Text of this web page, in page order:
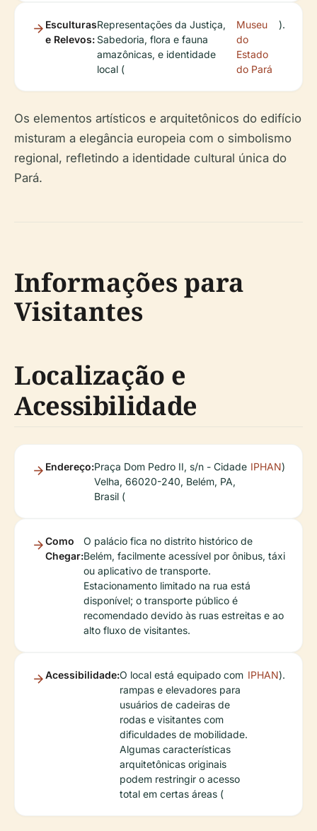
Esculturas
e Relevos:
Representações da Justiça,
Sabedoria, flora e fauna
amazônicas, e identidade
local (
Museu
do
Estado
do Pará
).
Os elementos artísticos e arquitetônicos do edifício
misturam a elegância europeia com o simbolismo
regional, refletindo a identidade cultural única do
Pará.
Informações para
Visitantes
Localização e
Acessibilidade
Endereço:Praça Dom Pedro II, s/n - Cidade
Velha, 66020-240, Belém, PA,
Brasil (
IPHAN)
Como
Chegar:
O palácio fica no distrito histórico de
Belém, facilmente acessível por ônibus, táxi
ou aplicativo de transporte.
Estacionamento limitado na rua está
disponível; o transporte público é
recomendado devido às ruas estreitas e ao
alto fluxo de visitantes.
Acessibilidade:O local está equipado com
rampas e elevadores para
usuários de cadeiras de
rodas e visitantes com
dificuldades de mobilidade.
Algumas características
arquitetônicas originais
podem restringir o acesso
total em certas áreas (
IPHAN).